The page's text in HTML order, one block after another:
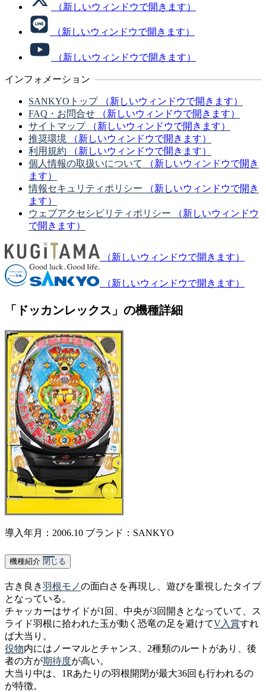
（新しいウィンドウで開きます）
（新しいウィンドウで開きます）
（新しいウィンドウで開きます）
インフォメーション
SANKYOトップ
（新しいウィンドウで開きます）
FAQ・お問合せ
（新しいウィンドウで開きます）
サイトマップ
（新しいウィンドウで開きます）
推奨環境
（新しいウィンドウで開きます）
利用規約
（新しいウィンドウで開きます）
個人情報の取扱いについて
（新しいウィンドウで開き
ます）
情報セキュリティポリシー
（新しいウィンドウで開き
ます）
ウェブアクセシビリティポリシー
（新しいウィンドウ
で開きます）
（新しいウィンドウで開きます）
（新しいウィンドウで開きます）
「ドッカンレックス」の機種詳細
導入年月：2006.10 ブランド：SANKYO
機種紹介 閉じる
古き良き羽根モノの面白さを再現し、遊びを重視したタイプ
となっている。
チャッカーはサイドが1回、中央が3回開きとなっていて、ス
ライド羽根に拾われた玉が動く恐竜の足を避けてV入賞すれ
ば大当り。
役物内にはノーマルとチャンス、2種類のルートがあり、後
者の方が期待度が高い。
大当り中は、1Rあたりの羽根開閉が最大36回も行われるの
が特徴。